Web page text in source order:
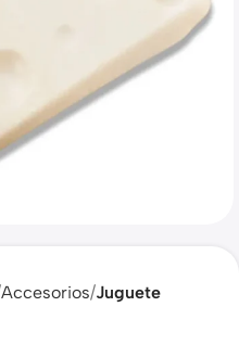
Accesorios Juguete